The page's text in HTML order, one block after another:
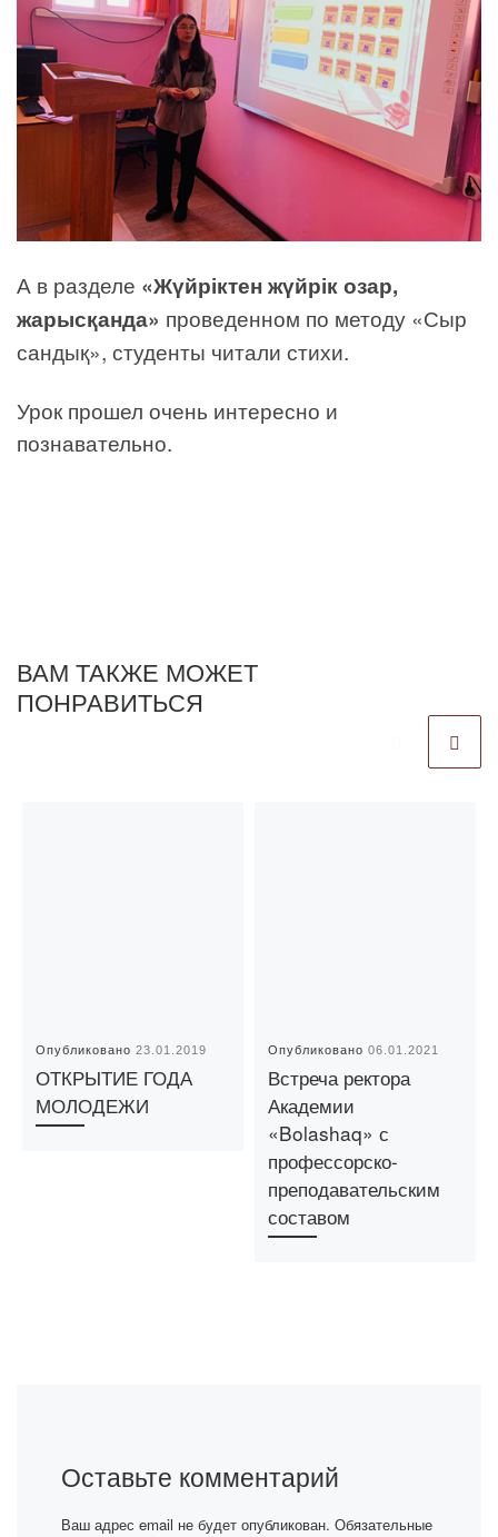
А в разделе «Жүйріктен жүйрік озар,
жарысқанда» проведенном по методу «Сыр
сандық», студенты читали стихи.
Урок прошел очень интересно и
познавательно.
ВАМ ТАКЖЕ МОЖЕТ
ПОНРАВИТЬСЯ
Опубликовано23.01.2019
ОТКРЫТИЕ ГОДА
МОЛОДЕЖИ
Опубликовано06.01.2021
Встреча ректора
Академии
«Bolashaq» с
профессорско-
преподавательским
составом
Оставьте комментарий
Ваш адрес email не будет опубликован. Обязательные